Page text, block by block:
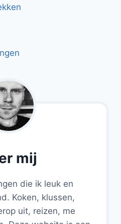
mij
die ik leuk en
Koken, klussen,
uit, reizen, me